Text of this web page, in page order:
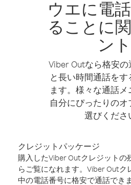
ウエに電
ることに
ント
Viber Outなら格安の
と長い時間通話をす
ます。様々な通話メ
自分にぴったりのオ
選びくださ
クレジットパッケージ
購入したViber Outクレジットの
らご覧になれます。Viber Outク
中の電話番号に格安で通話できま